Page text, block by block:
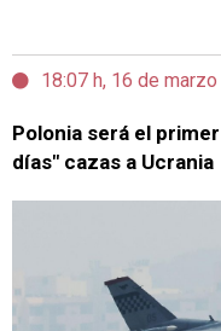
18:07 h, 16 de
Polonia será el
días" cazas a Ucrania